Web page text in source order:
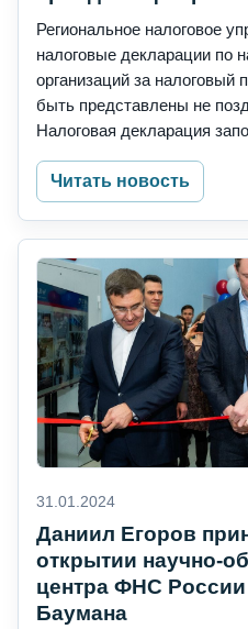
Региональное налоговое
налоговые декларации по
организаций за налоговый
быть представлены не
Налоговая декларация
Читать новость
31.01.2024
Даниил Егоров
открытии научно-
центра ФНС
Баумана